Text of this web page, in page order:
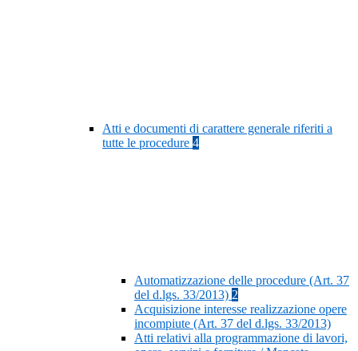
Atti e documenti di carattere generale riferiti a
tutte le procedure 4
Automatizzazione delle procedure (Art. 37
del d.lgs. 33/2013) 2
Acquisizione interesse realizzazione opere
incompiute (Art. 37 del d.lgs. 33/2013)
Atti relativi alla programmazione di lavori,